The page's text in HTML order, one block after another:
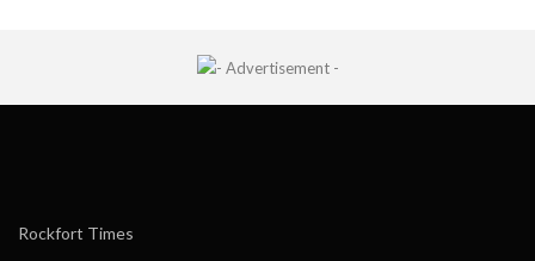
Rockfort Times